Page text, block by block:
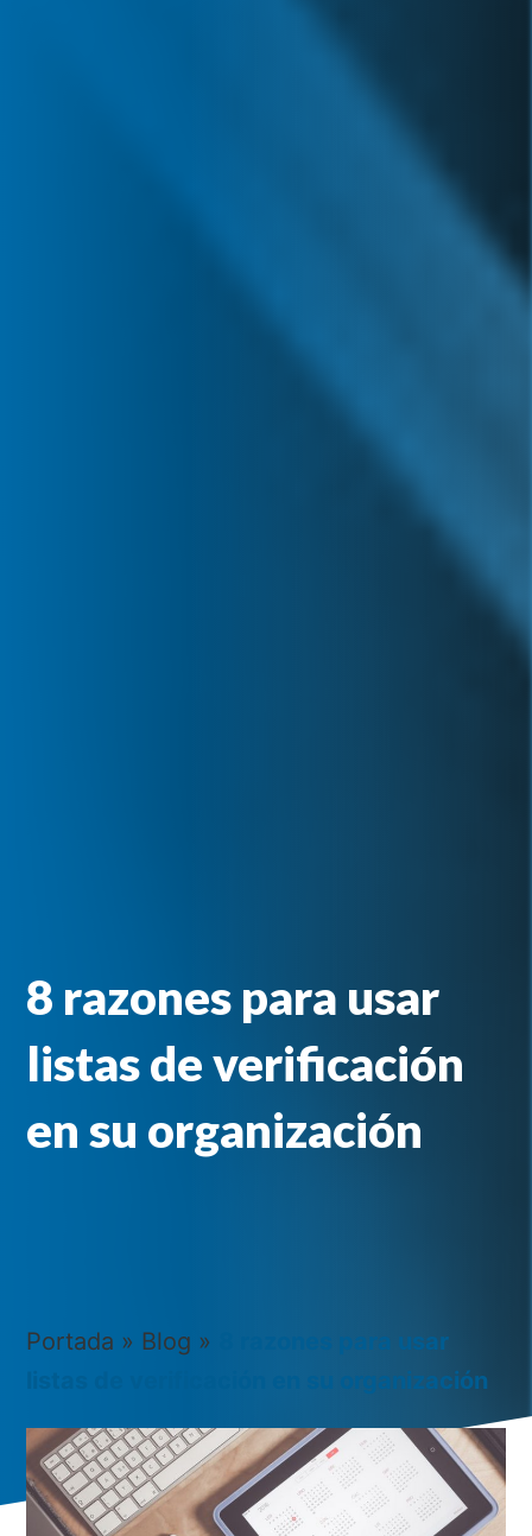
8 razones para usar
listas de verificación
en su organización
Portada » Blog »
8 razones para usar
listas de verificación en su organización